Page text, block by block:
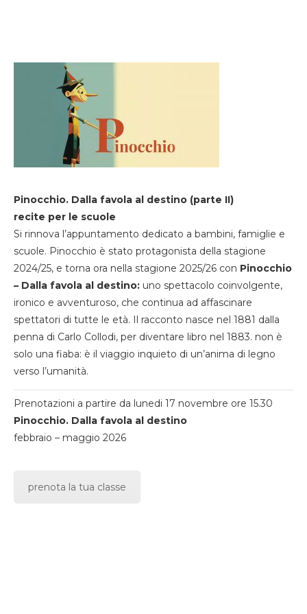
Pinocchio. Dalla favola al destino (parte II)
recite per le scuole
Si rinnova l’appuntamento dedicato a bambini, famiglie e
scuole. Pinocchio è stato protagonista della stagione
2024/25, e torna ora nella stagione 2025/26 con Pinocchio
– Dalla favola al destino: uno spettacolo coinvolgente,
ironico e avventuroso, che continua ad affascinare
spettatori di tutte le età. Il racconto nasce nel 1881 dalla
penna di Carlo Collodi, per diventare libro nel 1883. non è
solo una fiaba: è il viaggio inquieto di un’anima di legno
verso l’umanità.
Prenotazioni a partire da lunedi 17 novembre ore 15.30
Pinocchio. Dalla favola al destino
febbraio – maggio 2026
prenota la tua classe